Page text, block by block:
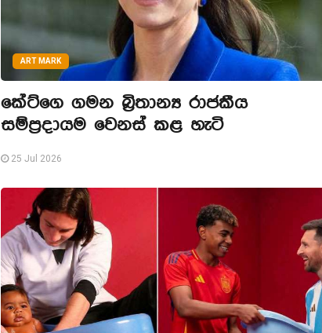
ART MARK
කේට්ගෙ ගමන බ්‍රිතාන්‍ය රාජකීය
සම්ප්‍රදායම වෙනස් කළ හැටි
25 Jul 2026